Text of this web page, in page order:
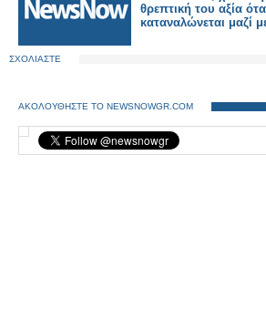
θρεπτική του αξία
καταναλώνεται μαζί
ΣΧΟΛΙΑΣΤΕ
ΑΚΟΛΟΥΘΗΣΤΕ ΤΟ NEWSNOWGR.COM